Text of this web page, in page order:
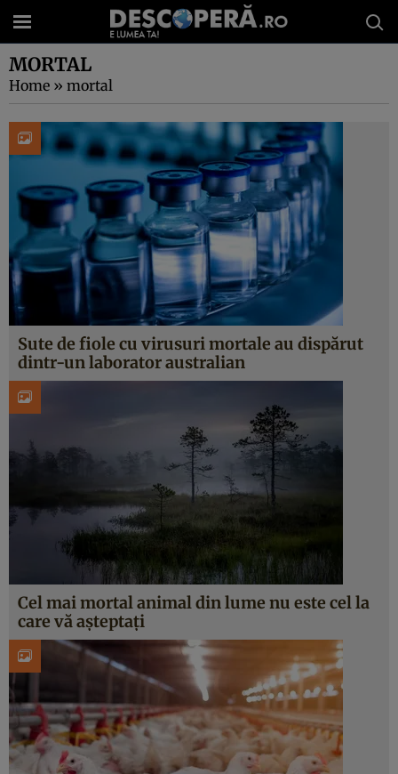
MORTAL
Home » mortal
Sute de fiole cu virusuri mortale au dispărut
dintr-un laborator australian
Cel mai mortal animal din lume nu este cel la
care vă așteptați